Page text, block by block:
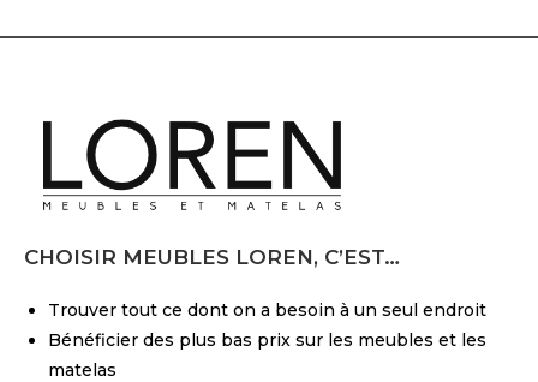
CHOISIR MEUBLES LOREN, C’EST…
Trouver tout ce dont on a besoin à un seul endroit
Bénéficier des plus bas prix sur les meubles et les
matelas